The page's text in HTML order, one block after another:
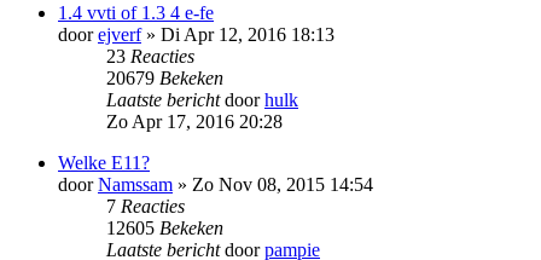
1.4 vvti of 1.3 4 e-fe
doorejverf» Di Apr 12, 2016 18:13
23 Reacties
20679 Bekeken
Laatste berichtdoorhulk
Zo Apr 17, 2016 20:28
Welke E11?
doorNamssam » Zo Nov 08, 2015 14:54
7 Reacties
12605 Bekeken
Laatste berichtdoorpampie